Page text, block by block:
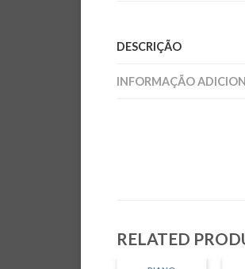
DESCRIÇÃO
INFORMAÇÃO
RELATED